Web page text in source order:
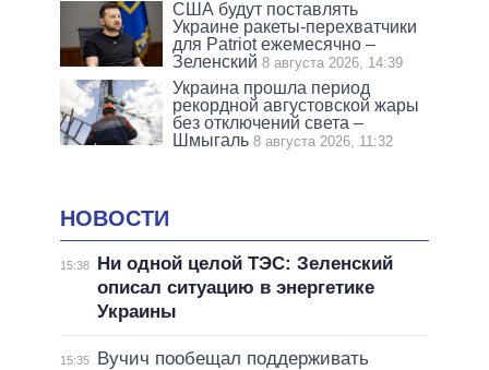
США будут поставлять
Украине ракеты-перехватчики
для Patriot ежемесячно –
Зеленский 8 августа 2026, 14:39
Украина прошла период
рекордной августовской жары
без отключений света –
Шмыгаль 8 августа 2026, 11:32
НОВОСТИ
15:38
Ни одной целой ТЭС: Зеленский
описал ситуацию в энергетике
Украины
15:35
Вучич пообещал поддерживать